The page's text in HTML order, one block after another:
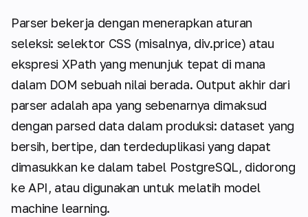
Parser bekerja dengan menerapkan aturan
seleksi: selektor CSS (misalnya, div.price) atau
ekspresi XPath yang menunjuk tepat di mana
dalam DOM sebuah nilai berada. Output akhir dari
parser adalah apa yang sebenarnya dimaksud
dengan parsed data dalam produksi: dataset yang
bersih, bertipe, dan terdeduplikasi yang dapat
dimasukkan ke dalam tabel PostgreSQL, didorong
ke API, atau digunakan untuk melatih model
machine learning.